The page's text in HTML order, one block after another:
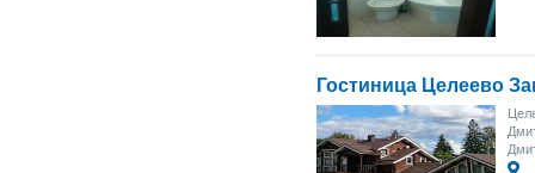
Гостиница Целеево